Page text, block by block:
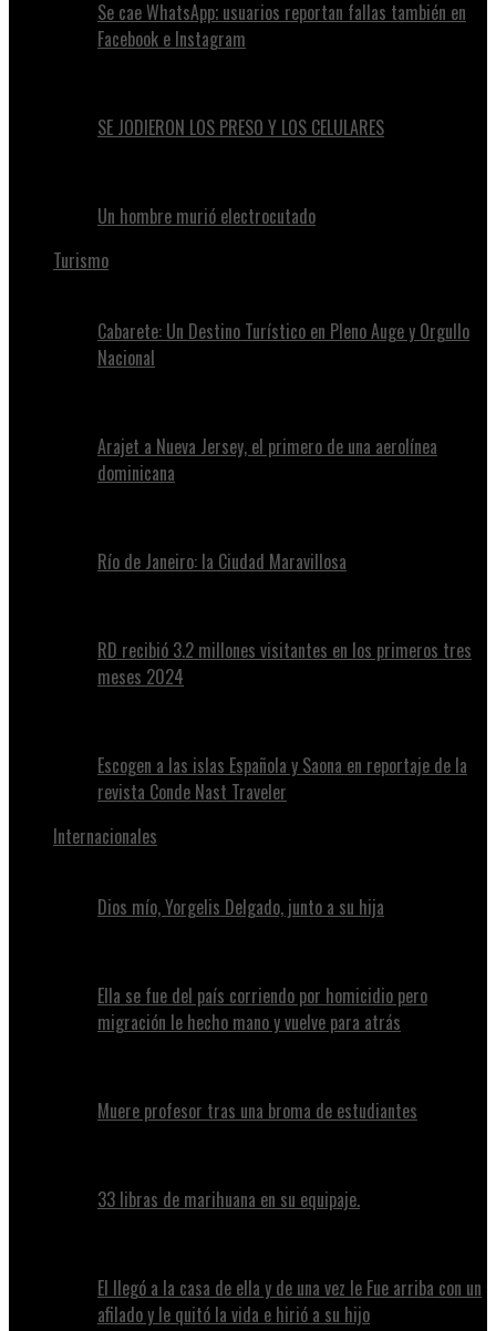
Se cae WhatsApp; usuarios reportan fallas también en
Facebook e Instagram
SE JODIERON LOS PRESO Y LOS CELULARES
Un hombre murió electrocutado
Turismo
Cabarete: Un Destino Turístico en Pleno Auge y Orgullo
Nacional
Arajet a Nueva Jersey, el primero de una aerolínea
dominicana
Río de Janeiro: la Ciudad Maravillosa
RD recibió 3.2 millones visitantes en los primeros tres
meses 2024
Escogen a las islas Española y Saona en reportaje de la
revista Conde Nast Traveler
Internacionales
Dios mío, Yorgelis Delgado, junto a su hija
Ella se fue del país corriendo por homicidio pero
migración le hecho mano y vuelve para atrás
Muere profesor tras una broma de estudiantes
33 libras de marihuana en su equipaje.
El llegó a la casa de ella y de una vez le Fue arriba con un
afilado y le quitó la vida e hirió a su hijo